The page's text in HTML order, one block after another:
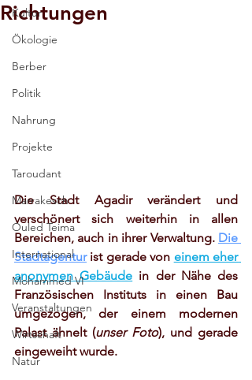
Kultur
Ökologie
Berber
Politik
Nahrung
Projekte
Taroudant
Marrakesch
Ouled Teima
International
Mohammed VI
Veranstaltungen
Wirtschaft
Natur
Richtungen
Die Stadt Agadir verändert und
verschönert sich weiterhin in allen
Bereichen, auch in ihrer Verwaltung. Die
Stadtagentur ist gerade von einem eher
anonymen Gebäude in der Nähe des
Französischen Instituts in einen Bau
umgezogen, der einem modernen
Palast ähnelt (unser Foto), und gerade
eingeweiht wurde.